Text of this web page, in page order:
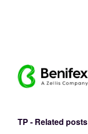
TP - Related posts